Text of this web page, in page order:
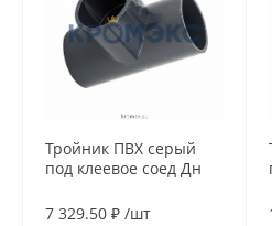
Тройник ПВХ серый
под клеевое соед Дн
напорный EFFAST
7 329.50 ₽ /шт